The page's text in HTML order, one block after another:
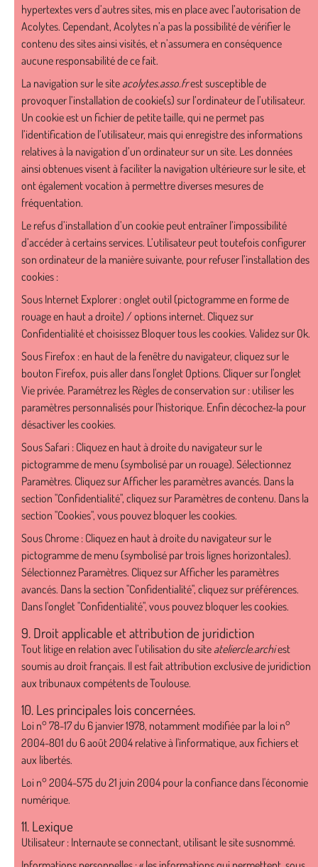
hypertextes vers d’autres sites, mis en place avec l’autorisation de
Acolytes. Cependant, Acolytes n’a pas la possibilité de vérifier le
contenu des sites ainsi visités, et n’assumera en conséquence
aucune responsabilité de ce fait.
La navigation sur le site acolytes.asso.frest susceptible de
provoquer l’installation de cookie(s) sur l’ordinateur de l’utilisateur.
Un cookie est un fichier de petite taille, qui ne permet pas
l’identification de l’utilisateur, mais qui enregistre des informations
relatives à la navigation d’un ordinateur sur un site. Les données
ainsi obtenues visent à faciliter la navigation ultérieure sur le site, et
ont également vocation à permettre diverses mesures de
fréquentation.
Le refus d’installation d’un cookie peut entraîner l’impossibilité
d’accéder à certains services. L’utilisateur peut toutefois configurer
son ordinateur de la manière suivante, pour refuser l’installation des
cookies :
Sous Internet Explorer : onglet outil (pictogramme en forme de
rouage en haut a droite) / options internet. Cliquez sur
Confidentialité et choisissez Bloquer tous les cookies. Validez sur Ok.
Sous Firefox : en haut de la fenêtre du navigateur, cliquez sur le
bouton Firefox, puis aller dans l'onglet Options. Cliquer sur l'onglet
Vie privée. Paramétrez les Règles de conservation sur : utiliser les
paramètres personnalisés pour l'historique. Enfin décochez-la pour
désactiver les cookies.
Sous Safari : Cliquez en haut à droite du navigateur sur le
pictogramme de menu (symbolisé par un rouage). Sélectionnez
Paramètres. Cliquez sur Afficher les paramètres avancés. Dans la
section "Confidentialité", cliquez sur Paramètres de contenu. Dans la
section "Cookies", vous pouvez bloquer les cookies.
Sous Chrome : Cliquez en haut à droite du navigateur sur le
pictogramme de menu (symbolisé par trois lignes horizontales).
Sélectionnez Paramètres. Cliquez sur Afficher les paramètres
avancés. Dans la section "Confidentialité", cliquez sur préférences.
Dans l'onglet "Confidentialité", vous pouvez bloquer les cookies.
9. Droit applicable et attribution de juridiction
Tout litige en relation avec l’utilisation du site ateliercle.archiest
soumis au droit français. Il est fait attribution exclusive de juridiction
aux tribunaux compétents de Toulouse.
10. Les principales lois concernées.
Loi n° 78-17 du 6 janvier 1978, notamment modifiée par la loi n°
2004-801 du 6 août 2004 relative à l'informatique, aux fichiers et
aux libertés.
Loi n° 2004-575 du 21 juin 2004 pour la confiance dans l'économie
numérique.
11. Lexique
Utilisateur : Internaute se connectant, utilisant le site susnommé.